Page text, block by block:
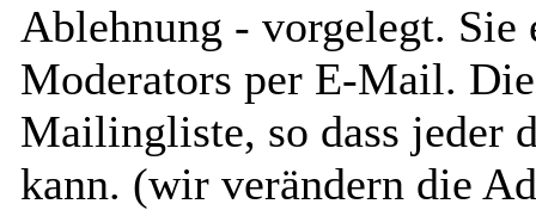
Ablehnung - vorgelegt. Sie
Moderators per E-Mail.
Mailingliste, so dass jeder
kann. (wir verändern die